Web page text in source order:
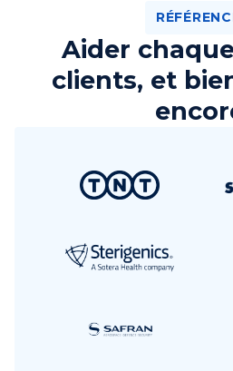
Aider
clients, et